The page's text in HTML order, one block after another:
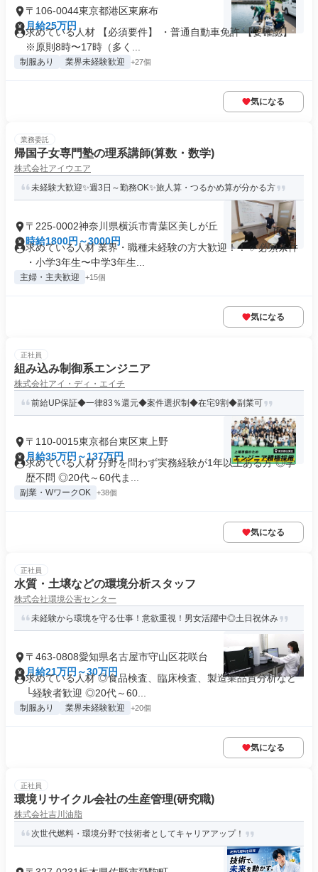
〒106-0044東京都港区東麻布
月給25万円
求めている人材 【必須要件】 ・普通自動車免許 【要確認】
※原則8時〜17時（多く...
制服あり 業界未経験歓迎 +27個
気になる
業務委託
帰国子女専門塾の理系講師(算数・数学)
株式会社アイウエア
未経験大歓迎✨週3日～勤務OK✨旅人算・つるかめ算が分かる方
〒225-0002神奈川県横浜市青葉区美しが丘
時給1800円～3000円
求めている人材 業界・職種未経験の方大歓迎！！ ✅必須条件
・小学3年生〜中学3年生...
主婦・主夫歓迎 +15個
気になる
正社員
組み込み制御系エンジニア
株式会社アイ・ディ・エイチ
前給UP保証◆一律83％還元◆案件選択制◆在宅9割◆副業可
〒110-0015東京都台東区東上野
月給35万円～137万円
求めている人材 分野を問わず実務経験が1年以上ある方 ◎学
歴不問 ◎20代～60代ま...
副業・WワークOK +38個
気になる
正社員
水質・土壌などの環境分析スタッフ
株式会社環境公害センター
未経験から環境を守る仕事！意欲重視！男女活躍中◎土日祝休み
〒463-0808愛知県名古屋市守山区花咲台
月給21万円～30万円
求めている人材 ◎食品検査、臨床検査、製造業品質分析など
└経験者歓迎 ◎20代～60...
制服あり 業界未経験歓迎 +20個
気になる
正社員
環境リサイクル会社の生産管理(研究職)
株式会社吉川油脂
次世代燃料・環境分野で技術者としてキャリアアップ！